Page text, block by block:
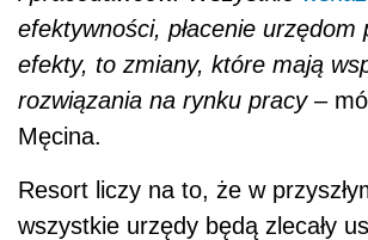
efektywności, płacenie urzędom
efekty, to zmiany, które mają
rozwiązania na rynku pracy –
Męcina.
Resort liczy na to, że w
wszystkie urzędy będą zlecały